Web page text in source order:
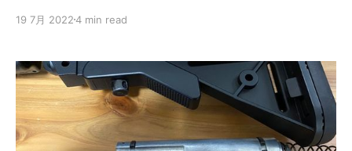
い気がしたので、初速アップによる飛距離アップと集弾
ム）を組み込むことにしました。 作業ログ チャンバー
パッキン交換の作業工程を書いておきます。参考になれ
ば幸いです。 使った工具は最後にまとめて載せてありま
す。 1. フレームロックピンを抜く 2. チャージングハン
ドルを引きながらアッパーフレームを前にズラす 3. イン
19 7月 20224 min read